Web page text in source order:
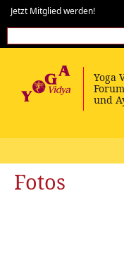
Jetzt Mitglied werden!
Fotos